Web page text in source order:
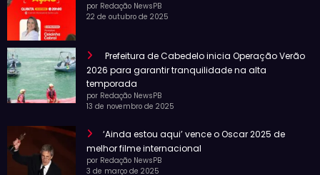
por Redação NewsPB
22 de outubro de 2025
Prefeitura de Cabedelo inicia Operação Verão
2026 para garantir tranquilidade na alta
temporada
por Redação NewsPB
13 de novembro de 2025
‘Ainda estou aqui’ vence o Oscar 2025 de
melhor filme internacional
por Redação NewsPB
3 de março de 2025